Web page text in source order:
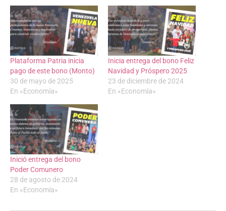
Plataforma Patria inicia
pago de este bono (Monto)
30 de mayo de 2025
En «Economía»
Inicia entrega del bono Feliz
Navidad y Próspero 2025
23 de diciembre de 2024
En «Economía»
Inició entrega del bono
Poder Comunero
28 de agosto de 2024
En «Economía»